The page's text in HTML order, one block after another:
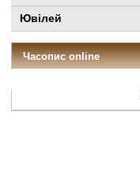
Ювілей
Часопис online